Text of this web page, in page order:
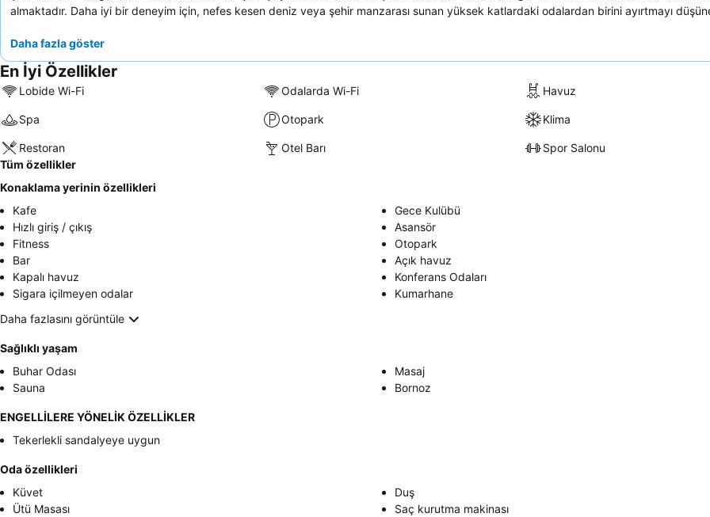
almaktadır. Daha iyi bir deneyim için, nefes kesen deniz veya şehir manzarası sunan yüksek katlardaki odalardan birini ayırtmayı
Daha fazla göster
En İyi Özellikler
Lobide Wi-Fi Odalarda Wi-Fi Havuz
Spa Otopark Klima
Restoran Otel Barı
Spor Salonu
Tüm özellikler
Konaklama yerinin özellikleri
Kafe
Gece Kulübü
Hızlı giriş / çıkış
Asansör
Fitness
Otopark
Bar
Açık havuz
Kapalı havuz
Konferans Odaları
Sigara içilmeyen odalar
Kumarhane
Daha fazlasını görüntüle
Sağlıklı yaşam
Buhar Odası
Masaj
Sauna
Bornoz
ENGELLİLERE YÖNELİK ÖZELLİKLER
Tekerlekli sandalyeye uygun
Oda özellikleri
Küvet
Duş
Ütü Masası
Saç kurutma makinası